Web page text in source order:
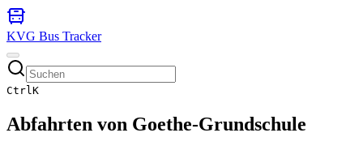
KVG Bus Tracker
CtrlK
Abfahrten von Goethe-Grundschule